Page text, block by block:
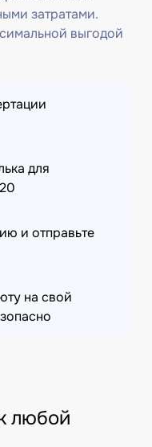
затратами.
выгодой
для
и отправьте
на свой
любой